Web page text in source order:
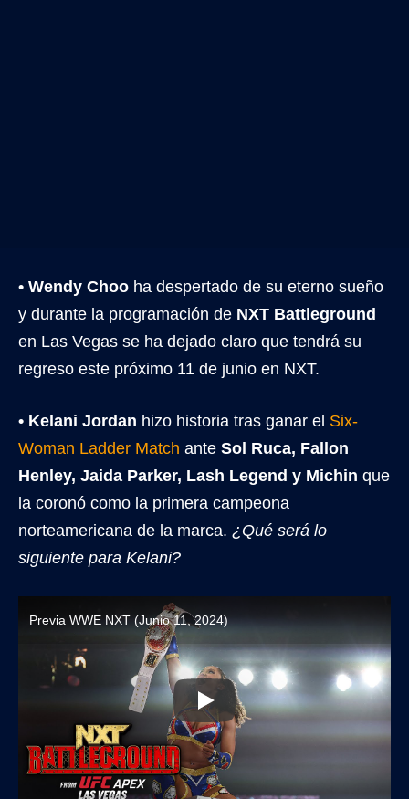
• Wendy Choo ha despertado de su eterno sueño
y durante la programación de NXT Battleground
en Las Vegas se ha dejado claro que tendrá su
regreso este próximo 11 de junio en NXT.
• Kelani Jordan hizo historia tras ganar el Six-
Woman Ladder Match ante Sol Ruca, Fallon
Henley, Jaida Parker, Lash Legend y Michin que
la coronó como la primera campeona
norteamericana de la marca. ¿Qué será lo
siguiente para Kelani?
Previa WWE NXT (Junio 11, 2024)